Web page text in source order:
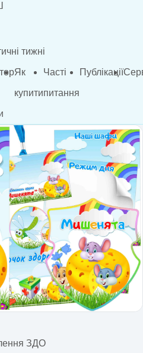
тижні
Як
купити
Часті
питання
Публікації
ЗДО